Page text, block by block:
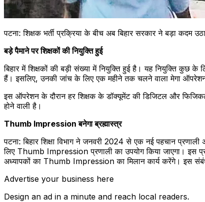
पटना: शिक्षक भर्ती प्रक्रिया के बीच अब बिहार सरकार ने बड़ा कदम
बड़े पैमाने पर शिक्षकों की नियुक्ति हुई
बिहार में शिक्षकों की बड़ी संख्या में नियुक्ति हुई है। यह नियुक्ति कुछ के
हैं। इसलिए, उनकी जांच के लिए एक महीने तक चलने वाला मेगा
इस ऑपरेशन के दौरान हर शिक्षक के डॉक्यूमेंट की डिजिटल और
होने वाली है।
Thumb Impression बनेगा ब्रह्मास्त्र
पटना: बिहार शिक्षा विभाग ने जनवरी 2024 से एक नई पहचान
लिए Thumb Impression प्रणाली का उपयोग किया जाएगा। इस
अध्यापकों का Thumb Impression का मिलान कार्य करेंगे। इस संबंध में
Advertise your business here
Design an ad in a minute and reach local readers.